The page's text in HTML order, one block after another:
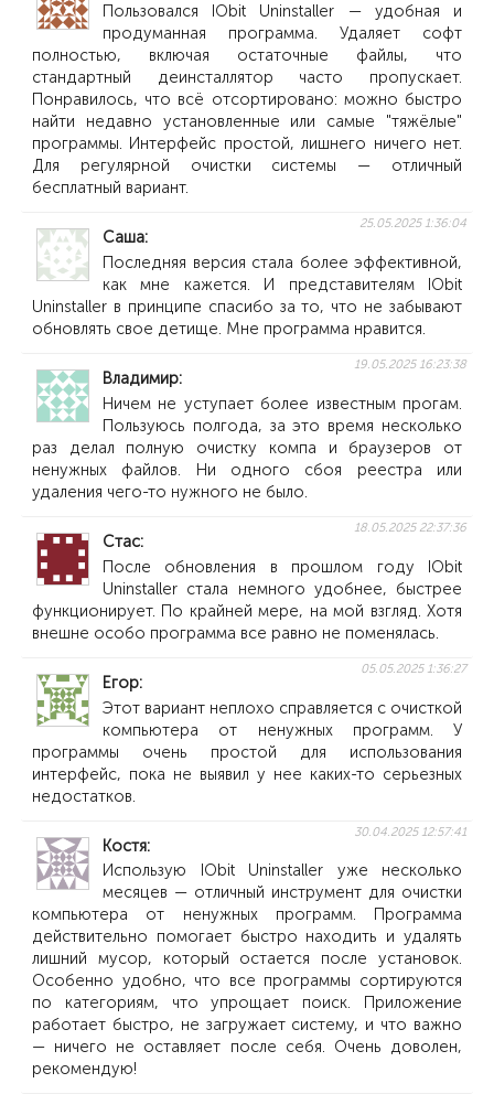
Пользовался IObit Uninstaller — удобная и
продуманная программа. Удаляет софт
полностью, включая остаточные файлы, что
стандартный деинсталлятор часто пропускает.
Понравилось, что всё отсортировано: можно быстро
найти недавно установленные или самые "тяжёлые"
программы. Интерфейс простой, лишнего ничего нет.
Для регулярной очистки системы — отличный
бесплатный вариант.
Саша
25.05.2025 1:36:04
Последняя версия стала более эффективной,
как мне кажется. И представителям IObit
Uninstaller в принципе спасибо за то, что не забывают
обновлять свое детище. Мне программа нравится.
Владимир
19.05.2025 16:23:38
Ничем не уступает более известным прогам.
Пользуюсь полгода, за это время несколько
раз делал полную очистку компа и браузеров от
ненужных файлов. Ни одного сбоя реестра или
удаления чего-то нужного не было.
Стас
18.05.2025 22:37:36
После обновления в прошлом году IObit
Uninstaller стала немного удобнее, быстрее
функционирует. По крайней мере, на мой взгляд. Хотя
внешне особо программа все равно не поменялась.
Егор
05.05.2025 1:36:27
Этот вариант неплохо справляется с очисткой
компьютера от ненужных программ. У
программы очень простой для использования
интерфейс, пока не выявил у нее каких-то серьезных
недостатков.
Костя
30.04.2025 12:57:41
Использую IObit Uninstaller уже несколько
месяцев — отличный инструмент для очистки
компьютера от ненужных программ. Программа
действительно помогает быстро находить и удалять
лишний мусор, который остается после установок.
Особенно удобно, что все программы сортируются
по категориям, что упрощает поиск. Приложение
работает быстро, не загружает систему, и что важно
— ничего не оставляет после себя. Очень доволен,
рекомендую!